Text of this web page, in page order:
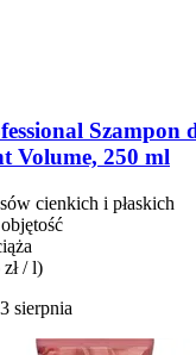
Szampon
Volume, 250 ml
cienkich i płaskich
/ l)
sierpnia